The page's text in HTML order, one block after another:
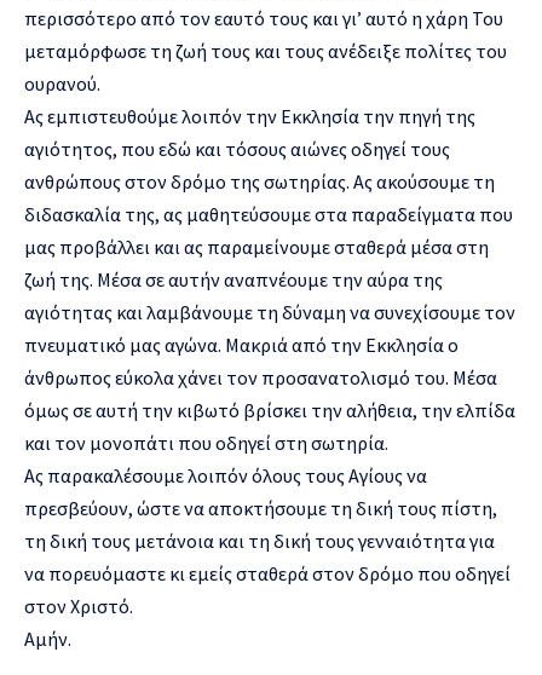
περισσότερο από τον εαυτό τους και γι’ αυτό η χάρη Του
μεταμόρφωσε τη ζωή τους και τους ανέδειξε πολίτες του
ουρανού.
Ας εμπιστευθούμε λοιπόν την Εκκλησία την πηγή της
αγιότητος, που εδώ και τόσους αιώνες οδηγεί τους
ανθρώπους στον δρόμο της σωτηρίας. Ας ακούσουμε τη
διδασκαλία της, ας μαθητεύσουμε στα παραδείγματα που
μας προβάλλει και ας παραμείνουμε σταθερά μέσα στη
ζωή της. Μέσα σε αυτήν αναπνέουμε την αύρα της
αγιότητας και λαμβάνουμε τη δύναμη να συνεχίσουμε τον
πνευματικό μας αγώνα. Μακριά από την Εκκλησία ο
άνθρωπος εύκολα χάνει τον προσανατολισμό του. Μέσα
όμως σε αυτή την κιβωτό βρίσκει την αλήθεια, την ελπίδα
και τον μονοπάτι που οδηγεί στη σωτηρία.
Ας παρακαλέσουμε λοιπόν όλους τους Αγίους να
πρεσβεύουν, ώστε να αποκτήσουμε τη δική τους πίστη,
τη δική τους μετάνοια και τη δική τους γενναιότητα για
να πορευόμαστε κι εμείς σταθερά στον δρόμο που οδηγεί
στον Χριστό.
Αμήν.